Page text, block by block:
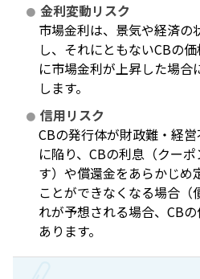
金利変動リスク
市場金利は、景気や経済の
し、それにともないCBの
に市場金利が上昇した場合
します。
信用リスク
CBの発行体が財政難・経
に陥り、CBの利息（クー
す）や償還金をあらかじめ
ことができなくなる場合（
れが予想される場合、CB
あります。